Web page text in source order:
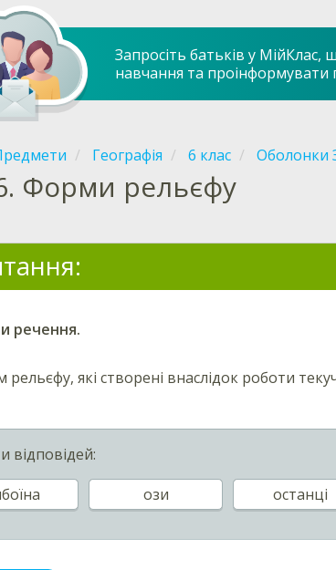
Запросіть батьків у
навчання та проінформувати
Географія 6 клас Оболонки
Форми рельєфу
речення.
які створені внаслідок роботи
відповідей:
ози останці